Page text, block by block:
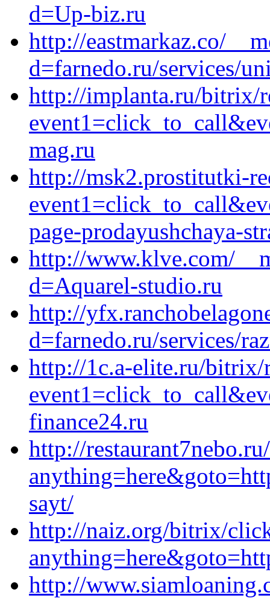
d=Up-biz.ru
http://eastmarkaz.co/
d=farnedo.ru/services/
http://implanta.ru/bitrix/
mag.ru
http://msk2.prostitutki-
page-prodayushchaya-
http://www.klve.com/
d=Aquarel-studio.ru
http://
d=farnedo.ru/services/
http://1c.a-elite.ru/bitrix/
finance24.ru
http://
sayt/
http://naiz.org/bitrix/
http://